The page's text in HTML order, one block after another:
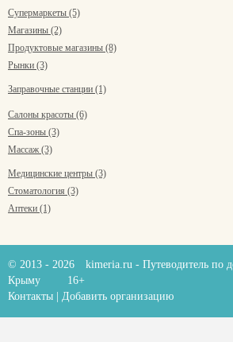
Супермаркеты (5)
Магазины (2)
Продуктовые магазины (8)
Рынки (3)
Заправочные станции (1)
Салоны красоты (6)
Спа-зоны (3)
Массаж (3)
Медицинские центры (3)
Стоматология (3)
Аптеки (1)
© 2013 - 2026 kimeria.ru - Путеводитель по
Крыму
16+
Контакты
Добавить организацию